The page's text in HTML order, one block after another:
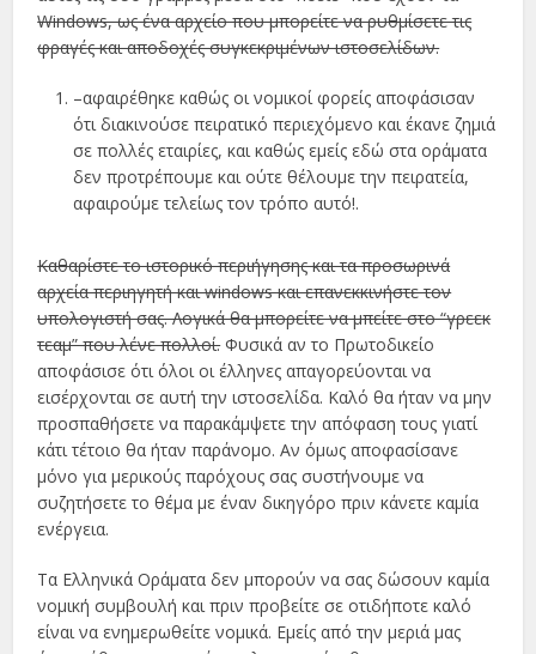
Windows, ως ένα αρχείο που μπορείτε να ρυθμίσετε τις
φραγές και αποδοχές συγκεκριμένων ιστοσελίδων.
–αφαιρέθηκε καθώς οι νομικοί φορείς αποφάσισαν
ότι διακινούσε πειρατικό περιεχόμενο και έκανε ζημιά
σε πολλές εταιρίες, και καθώς εμείς εδώ στα οράματα
δεν προτρέπουμε και ούτε θέλουμε την πειρατεία,
αφαιρούμε τελείως τον τρόπο αυτό!.
Καθαρίστε το ιστορικό περιήγησης και τα προσωρινά
αρχεία περιηγητή και windows και επανεκκινήστε τον
υπολογιστή σας. Λογικά θα μπορείτε να μπείτε στο “γρεεκ
τεαμ” που λένε πολλοί.Φυσικά αν το Πρωτοδικείο
αποφάσισε ότι όλοι οι έλληνες απαγορεύονται να
εισέρχονται σε αυτή την ιστοσελίδα. Καλό θα ήταν να μην
προσπαθήσετε να παρακάμψετε την απόφαση τους γιατί
κάτι τέτοιο θα ήταν παράνομο. Αν όμως αποφασίσανε
μόνο για μερικούς παρόχους σας συστήνουμε να
συζητήσετε το θέμα με έναν δικηγόρο πριν κάνετε καμία
ενέργεια.
Τα Ελληνικά Οράματα δεν μπορούν να σας δώσουν καμία
νομική συμβουλή και πριν προβείτε σε οτιδήποτε καλό
είναι να ενημερωθείτε νομικά. Εμείς από την μεριά μας